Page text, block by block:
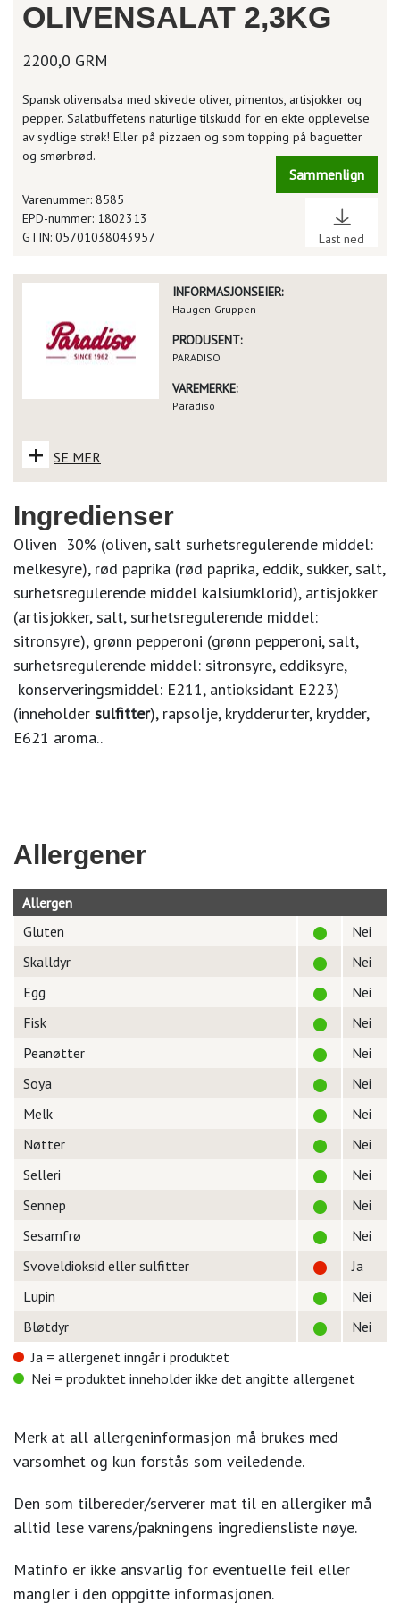
OLIVENSALAT 2,3KG
2200,0 GRM
Spansk olivensalsa med skivede oliver, pimentos, artisjokker og
pepper. Salatbuffetens naturlige tilskudd for en ekte opplevelse
av sydlige strøk! Eller på pizzaen og som topping på baguetter
og smørbrød.
Sammenlign
Last ned
Varenummer: 8585
EPD-nummer: 1802313
GTIN: 05701038043957
INFORMASJONSEIER:
Haugen-Gruppen
PRODUSENT:
PARADISO
VAREMERKE:
Paradiso
+ SE MER
Ingredienser
Oliven 30% (oliven, salt surhetsregulerende middel:
melkesyre), rød paprika (rød paprika, eddik, sukker, salt,
surhetsregulerende middel kalsiumklorid), artisjokker
(artisjokker, salt, surhetsregulerende middel:
sitronsyre), grønn pepperoni (grønn pepperoni, salt,
surhetsregulerende middel: sitronsyre, eddiksyre,
konserveringsmiddel: E211, antioksidant E223)
(inneholder sulfitter), rapsolje, krydderurter, krydder,
E621 aroma..
Allergener
Allergen
Gluten
Nei
Skalldyr
Nei
Egg
Nei
Fisk
Nei
Peanøtter
Nei
Soya
Nei
Melk
Nei
Nøtter
Nei
Selleri
Nei
Sennep
Nei
Sesamfrø
Nei
Svoveldioksid eller sulfitter
Ja
Lupin
Nei
Bløtdyr
Nei
Ja = allergenet inngår i produktet
Nei = produktet inneholder ikke det angitte allergenet
Merk at all allergeninformasjon må brukes med
varsomhet og kun forstås som veiledende.
Den som tilbereder/serverer mat til en allergiker må
alltid lese varens/pakningens ingrediensliste nøye.
Matinfo er ikke ansvarlig for eventuelle feil eller
mangler i den oppgitte informasjonen.